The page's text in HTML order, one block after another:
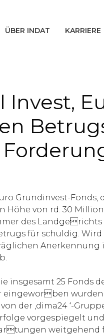
ÜBER INDAT KARRIERE
Invest,
Grundinvest-Fonds,
von rd. 30
des
für schuldig.
Anerkennung
25 Fonds
eingeworben
der ‚dima24 ‘-
vorgespiegelt
weitgehend